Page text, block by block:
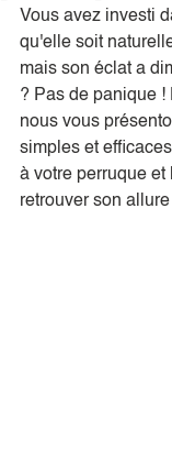
Vous avez investi
qu'elle soit
mais son éclat a
? Pas de panique !
nous vous
simples et
à votre perruque et
retrouver son